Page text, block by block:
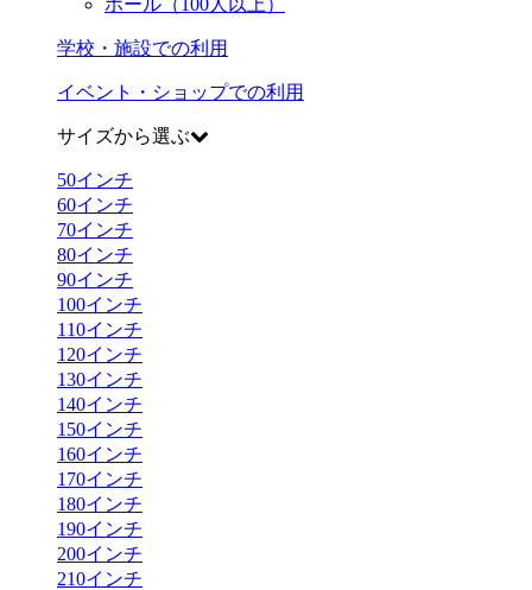
学校・施設での利用
イベント・ショップでの利用
サイズから選ぶ
50インチ
60インチ
70インチ
80インチ
90インチ
100インチ
110インチ
120インチ
130インチ
140インチ
150インチ
160インチ
170インチ
180インチ
190インチ
200インチ
210インチ